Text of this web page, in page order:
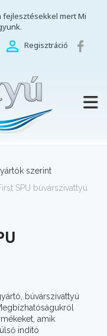
fejlesztésekkel mert Mi
Regisztráció
szerint
SPU búvárszivattyú
búvárszivattyú
amik
indító